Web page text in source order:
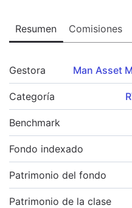
Resumen Comisiones
Gestora Man Asset
Categoría
Benchmark
Fondo indexado
Patrimonio del fondo
Patrimonio de la clase